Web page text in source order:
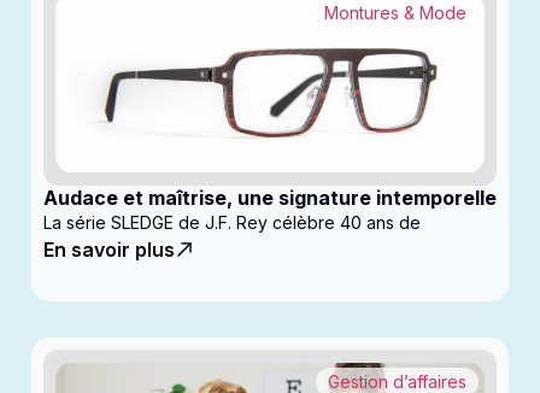
Audace et maîtrise, une signature intemporelle
Montures & Mode
La série SLEDGE de J.F. Rey célèbre 40 ans de
En savoir plus
Gestion d’affaires